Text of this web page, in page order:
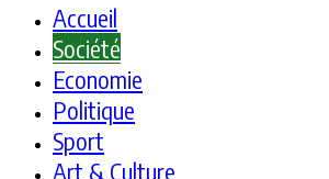
Accueil
Société
Economie
Politique
Sport
Art & Culture